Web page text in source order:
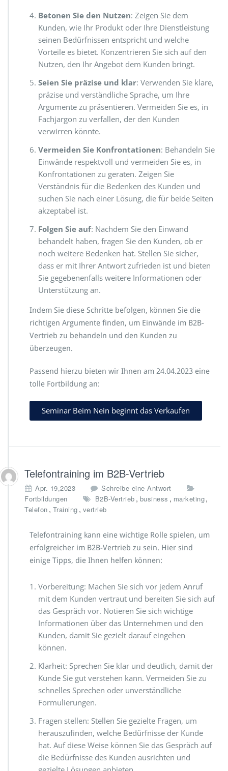
Betonen Sie den Nutzen: Zeigen Sie dem
Kunden, wie Ihr Produkt oder Ihre Dienstleistung
seinen Bedürfnissen entspricht und welche
Vorteile es bietet. Konzentrieren Sie sich auf den
Nutzen, den Ihr Angebot dem Kunden bringt.
Seien Sie präzise und klar: Verwenden Sie klare,
präzise und verständliche Sprache, um Ihre
Argumente zu präsentieren. Vermeiden Sie es, in
Fachjargon zu verfallen, der den Kunden
verwirren könnte.
Vermeiden Sie Konfrontationen: Behandeln Sie
Einwände respektvoll und vermeiden Sie es, in
Konfrontationen zu geraten. Zeigen Sie
Verständnis für die Bedenken des Kunden und
suchen Sie nach einer Lösung, die für beide Seiten
akzeptabel ist.
Folgen Sie auf: Nachdem Sie den Einwand
behandelt haben, fragen Sie den Kunden, ob er
noch weitere Bedenken hat. Stellen Sie sicher,
dass er mit Ihrer Antwort zufrieden ist und bieten
Sie gegebenenfalls weitere Informationen oder
Unterstützung an.
Indem Sie diese Schritte befolgen, können Sie die
richtigen Argumente finden, um Einwände im B2B-
Vertrieb zu behandeln und den Kunden zu
überzeugen.
Passend hierzu bieten wir Ihnen am 24.04.2023 eine
tolle Fortbildung an:
Seminar Beim Nein beginnt das Verkaufen
Telefontraining im B2B-Vertrieb
Apr. 19,2023
Schreibe eine Antwort
Fortbildungen
B2B-Vertrieb , business , marketing,
Telefon , Training , vertrieb
Telefontraining kann eine wichtige Rolle spielen, um
erfolgreicher im B2B-Vertrieb zu sein. Hier sind
einige Tipps, die Ihnen helfen können:
Vorbereitung: Machen Sie sich vor jedem Anruf
mit dem Kunden vertraut und bereiten Sie sich auf
das Gespräch vor. Notieren Sie sich wichtige
Informationen über das Unternehmen und den
Kunden, damit Sie gezielt darauf eingehen
können.
Klarheit: Sprechen Sie klar und deutlich, damit der
Kunde Sie gut verstehen kann. Vermeiden Sie zu
schnelles Sprechen oder unverständliche
Formulierungen.
Fragen stellen: Stellen Sie gezielte Fragen, um
herauszufinden, welche Bedürfnisse der Kunde
hat. Auf diese Weise können Sie das Gespräch auf
die Bedürfnisse des Kunden ausrichten und